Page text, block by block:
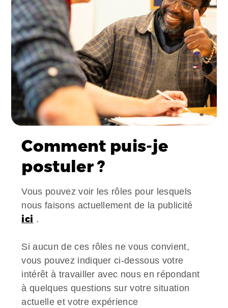
Comment puis-je
postuler ?
Vous pouvez voir les rôles pour lesquels
nous faisons actuellement de la publicité
ici .
Si aucun de ces rôles ne vous convient,
vous pouvez indiquer ci-dessous votre
intérêt à travailler avec nous en répondant
à quelques questions sur votre situation
actuelle et votre expérience